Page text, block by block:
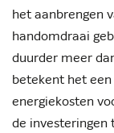
het aanbrengen
handomdraai
duurder meer
betekent het
energiekosten
de investeringen